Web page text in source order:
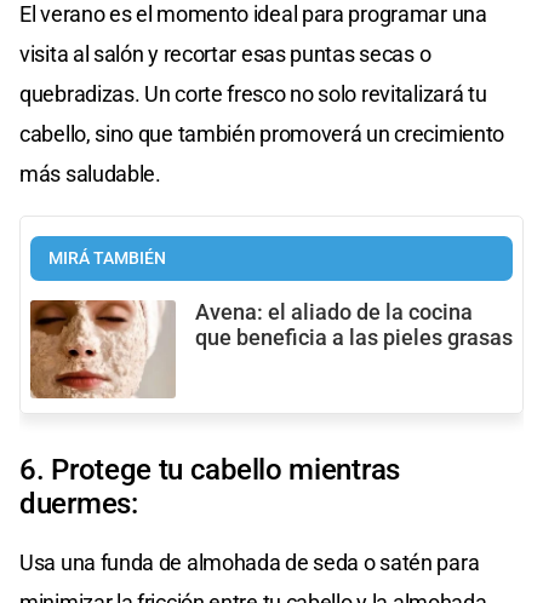
El verano es el momento ideal para programar una
visita al salón y recortar esas puntas secas o
quebradizas. Un corte fresco no solo revitalizará tu
cabello, sino que también promoverá un crecimiento
más saludable.
MIRÁ TAMBIÉN
Avena: el aliado de la cocina
que beneficia a las pieles grasas
6. Protege tu cabello mientras
duermes:
Usa una funda de almohada de seda o satén para